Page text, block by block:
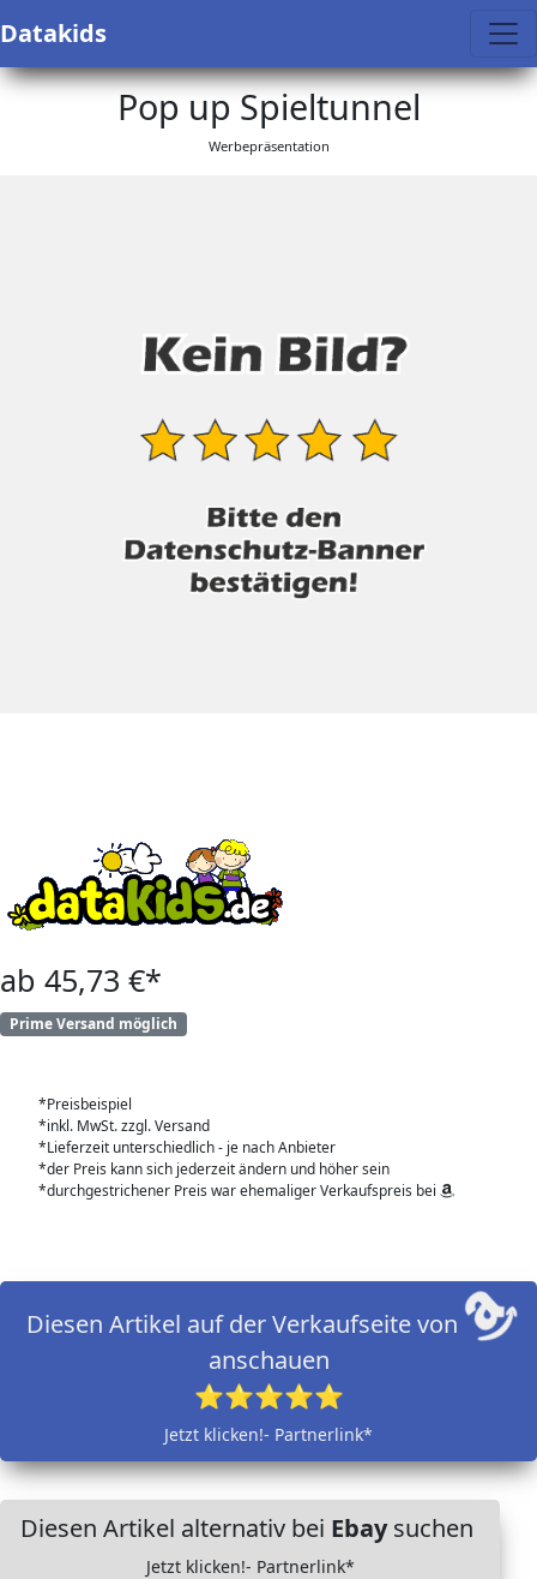
Datakids
Pop up Spieltunnel
Werbepräsentation
ab 45,73 €*
Prime Versand möglich
*Preisbeispiel
*inkl. MwSt. zzgl. Versand
*Lieferzeit unterschiedlich - je nach Anbieter
*der Preis kann sich jederzeit ändern und höher sein
*durchgestrichener Preis war ehemaliger Verkaufspreis bei
Diesen Artikel auf der Verkaufseite von
anschauen
⭐⭐⭐⭐⭐
Jetzt klicken!- Partnerlink*
Diesen Artikel alternativ bei Ebaysuchen
Jetzt klicken!- Partnerlink*